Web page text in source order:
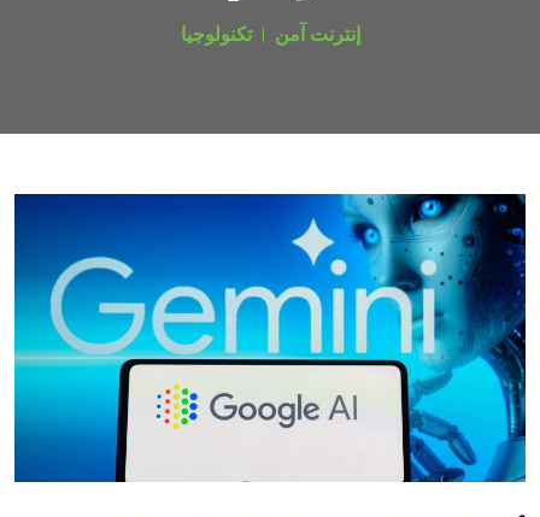
إنترنت آمن تكنولوجيا